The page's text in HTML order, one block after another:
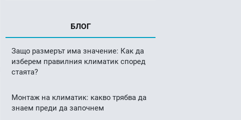
БЛОГ
Защо размерът има значение: Как да
изберем правилния климатик според
стаята?
Монтаж на климатик: какво трябва да
знаем преди да започнем